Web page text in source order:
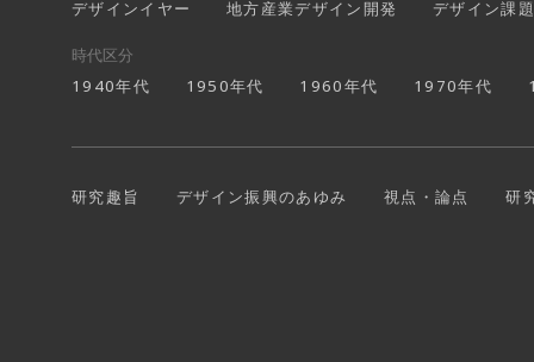
デザインイヤー
地方産業デザイン開発 デザイン課
時代区分
1940年代
1950年代 1960年代 1970年代
研究趣旨 デザイン振興のあゆみ 視点・論点 研